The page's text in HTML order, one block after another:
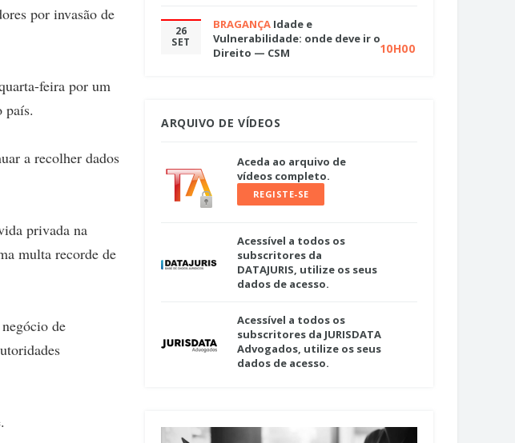
por invasão de
feira por um
país.
a recolher dados
privada na
multa recorde de
de
26
SET
BRAGANÇA Idade e
Vulnerabilidade: onde deve ir o
Direito — CSM
10H00
ARQUIVO DE VÍDEOS
Aceda ao arquivo de
vídeos completo.
REGISTE-SE
Acessível a todos os
subscritores da
DATAJURIS, utilize os seus
dados de acesso.
Acessível a todos os
subscritores da JURISDATA
Advogados, utilize os seus
dados de acesso.